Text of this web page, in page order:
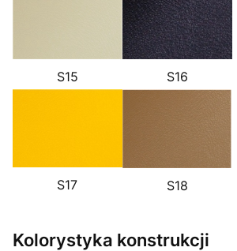
S15 S16
S17 S18
Kolorystyka konstrukcji